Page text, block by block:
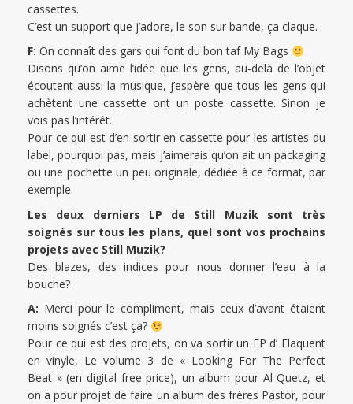
cassettes.
C’est un support que j’adore, le son sur bande, ça claque.
F: On connaît des gars qui font du bon taf My Bags
Disons qu’on aime l’idée que les gens, au-delà de l’objet
écoutent aussi la musique, j’espère que tous les gens qui
achètent une cassette ont un poste cassette. Sinon je
vois pas l’intérêt.
Pour ce qui est d’en sortir en cassette pour les artistes du
label, pourquoi pas, mais j’aimerais qu’on ait un packaging
ou une pochette un peu originale, dédiée à ce format, par
exemple.
Les deux derniers LP de Still Muzik sont très
soignés sur tous les plans, quel sont vos prochains
projets avec Still Muzik?
Des blazes, des indices pour nous donner l’eau à la
bouche?
A: Merci pour le compliment, mais ceux d’avant étaient
moins soignés c’est ça?
Pour ce qui est des projets, on va sortir un EP d’ Elaquent
en vinyle, Le volume 3 de « Looking For The Perfect
Beat » (en digital free price), un album pour Al Quetz, et
on a pour projet de faire un album des frères Pastor, pour